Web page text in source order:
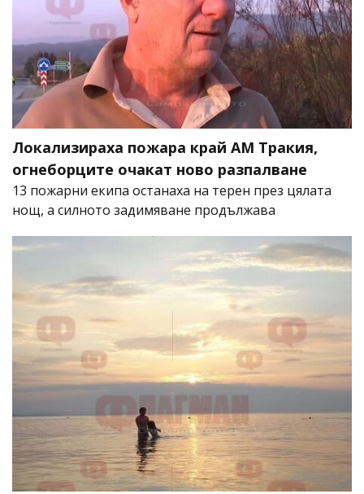
Локализираха пожара край АМ Тракия,
огнеборците очакат ново разпалване
13 пожарни екипа останаха на терен през цялата
нощ, а силното задимяване продължава